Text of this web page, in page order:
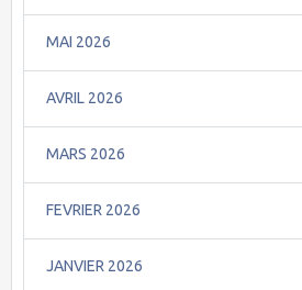
MAI 2026
AVRIL 2026
MARS 2026
FEVRIER 2026
JANVIER 2026